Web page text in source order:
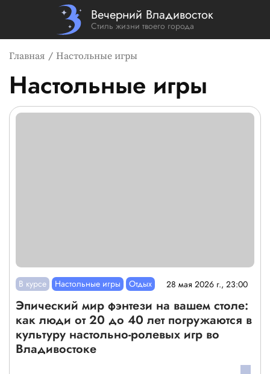
Вечерний Владивосток
Стиль жизни твоего города
Главная Настольные игры
Настольные игры
Список новостей
В курсе Настольные игры Отдых 28 мая 2026 г., 23:00
Эпический мир фэнтези на вашем столе:
как люди от 20 до 40 лет погружаются в
культуру настольно-ролевых игр во
Владивостоке